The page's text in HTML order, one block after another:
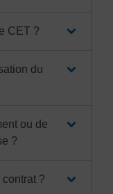
CET ?
du
ou de
?
?